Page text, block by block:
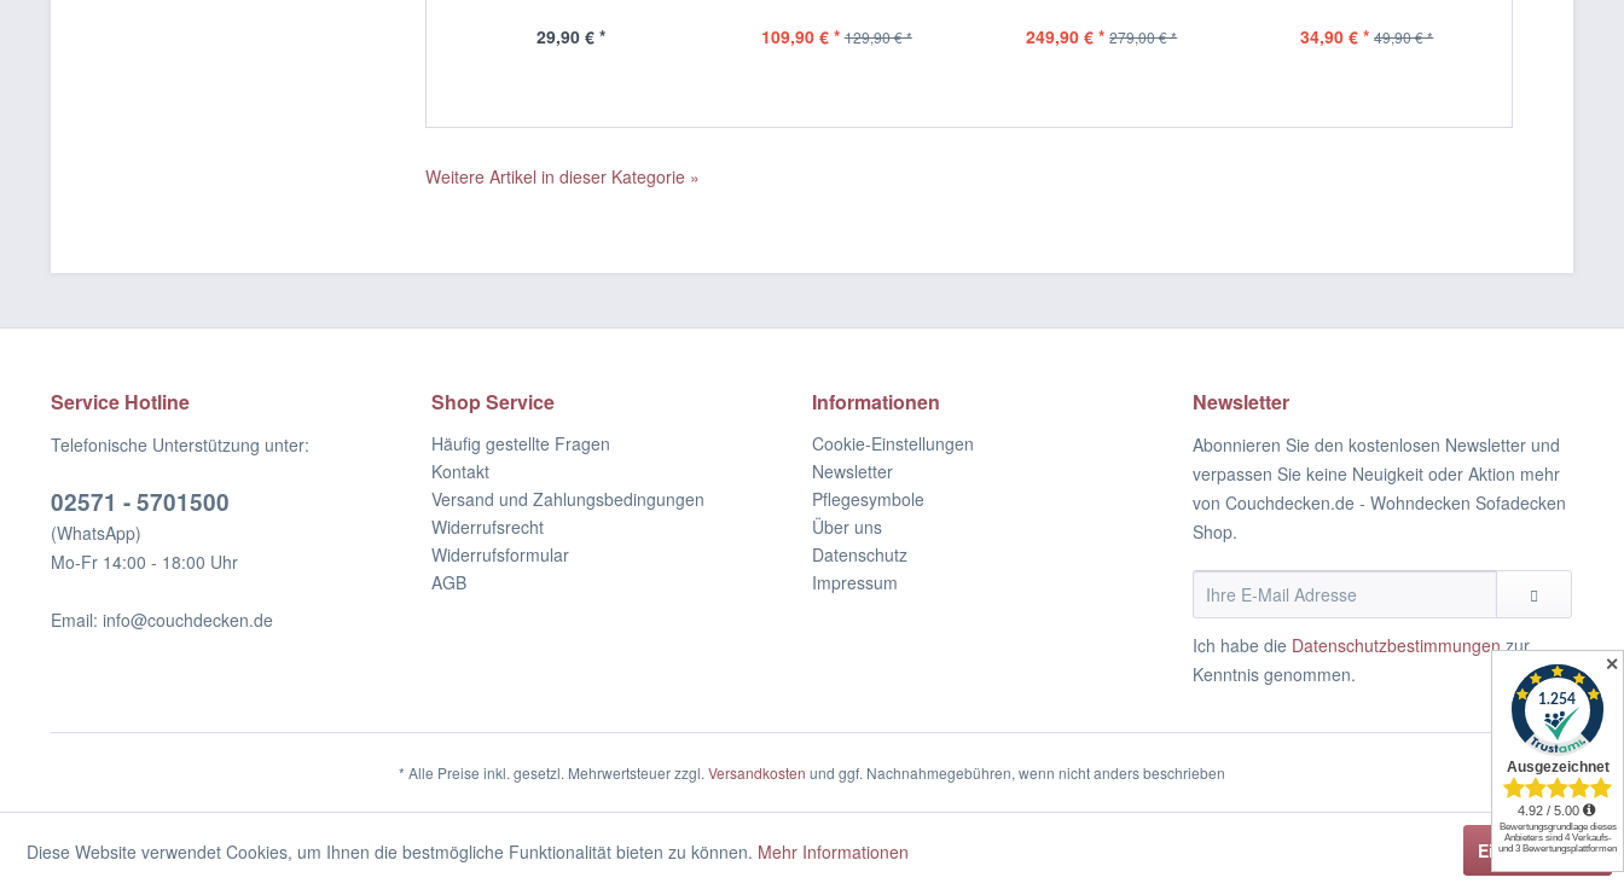
29,90 € * 109,90 € * 129,90 € * 249,90 € * 279,00 € * 34,90 € * 49,90 € *
Weitere Artikel in dieser Kategorie »
✕
Service Hotline
Telefonische Unterstützung unter:
02571 - 5701500
(WhatsApp)
Mo-Fr 14:00 - 18:00 Uhr
Email: info@couchdecken.de
Shop Service
Häufig gestellte Fragen
Kontakt
Versand und Zahlungsbedingungen
Widerrufsrecht
Widerrufsformular
AGB
Informationen
Cookie-Einstellungen
Newsletter
Pflegesymbole
Über uns
Datenschutz
Impressum
Newsletter
Abonnieren Sie den kostenlosen Newsletter und
verpassen Sie keine Neuigkeit oder Aktion mehr
von Couchdecken.de - Wohndecken Sofadecken
Shop.
Ich habe die Datenschutzbestimmungenzur
Kenntnis genommen.
* Alle Preise inkl. gesetzl. Mehrwertsteuer zzgl. Versandkosten und ggf. Nachnahmegebühren, wenn nicht anders beschrieben
Diese Website verwendet Cookies, um Ihnen die bestmögliche Funktionalität bieten zu können. Mehr Informationen Einverstanden